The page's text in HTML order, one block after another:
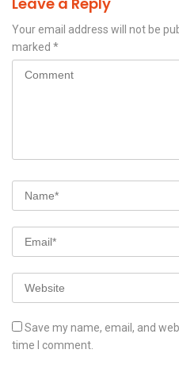
Your email address will not be
marked *
Save my name, email, and
time I comment.